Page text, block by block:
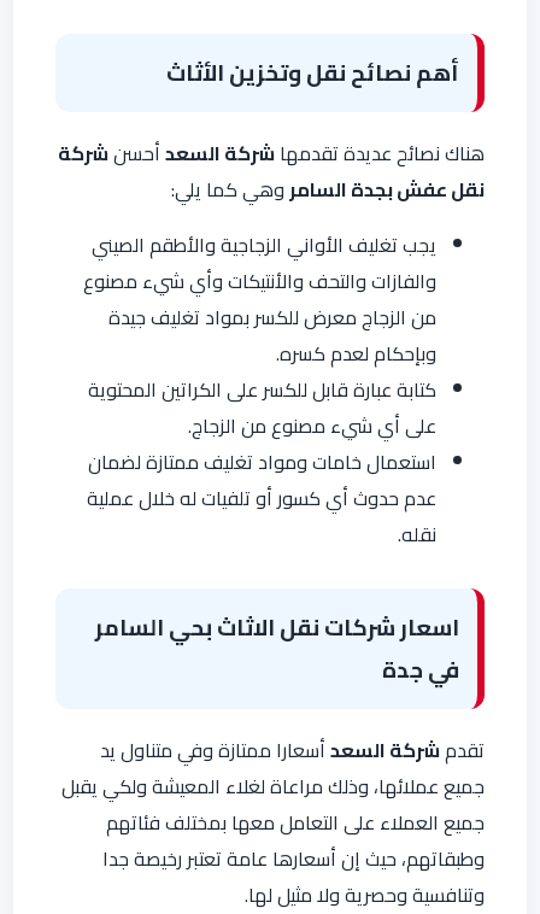
أهم نصائح نقل وتخزين الأثاث
هناك نصائح عديدة تقدمهاشركة السعدأحسنشركة
نقل عفش بجدة السامروهي كما يلي:
يجب تغليف الأواني الزجاجية والأطقم الصيني
والفازات والتحف والأنتيكات وأي شيء مصنوع
من الزجاج معرض للكسر بمواد تغليف جيدة
وبإحكام لعدم كسره.
كتابة عبارة قابل للكسر على الكراتين المحتوية
على أي شيء مصنوع من الزجاج.
استعمال خامات ومواد تغليف ممتازة لضمان
عدم حدوث أي كسور أو تلفيات له خلال عملية
نقله.
اسعار شركات نقل الاثاث بحي السامر
في جدة
تقدمشركة السعدأسعارا ممتازة وفي متناول يد
جميع عملائها، وذلك مراعاة لغلاء المعيشة ولكي يقبل
جميع العملاء على التعامل معها بمختلف فئاتهم
وطبقاتهم، حيث إن أسعارها عامة تعتبر رخيصة جدا
وتنافسية وحصرية ولا مثيل لها.